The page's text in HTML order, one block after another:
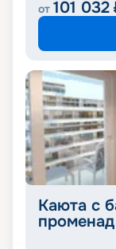
от 101 032
Каюта с